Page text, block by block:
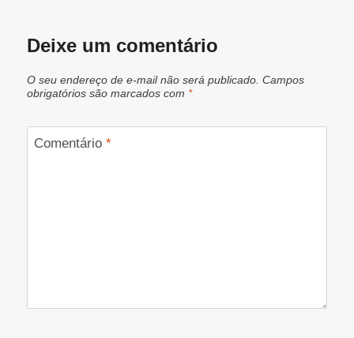
Deixe um comentário
O seu endereço de e-mail não será publicado. Campos
obrigatórios são marcados com *
Comentário *